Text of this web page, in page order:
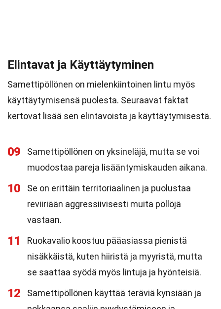
Elintavat ja Käyttäytyminen
Samettipöllönen on mielenkiintoinen lintu myös
käyttäytymisensä puolesta. Seuraavat faktat
kertovat lisää sen elintavoista ja käyttäytymisestä.
09
Samettipöllönen on yksineläjä, mutta se voi
muodostaa pareja lisääntymiskauden aikana.
10
Se on erittäin territoriaalinen ja puolustaa
reviiriään aggressiivisesti muita pöllöjä
vastaan.
11
Ruokavalio koostuu pääasiassa pienistä
nisäkkäistä, kuten hiiristä ja myyristä, mutta
se saattaa syödä myös lintuja ja hyönteisiä.
12
Samettipöllönen käyttää teräviä kynsiään ja